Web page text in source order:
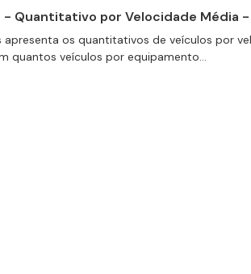
- Quantitativo por Velocidade Média -
os quantitativos de veículos por
quantos veículos por equipamento...